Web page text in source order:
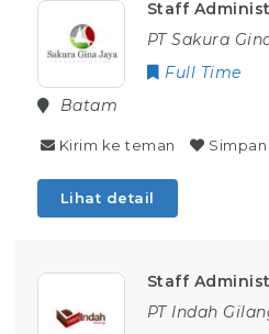
Staff
PT Sakura
Full Time
Batam
Kirim ke teman Simpan
Lihat detail
Staff
PT Indah